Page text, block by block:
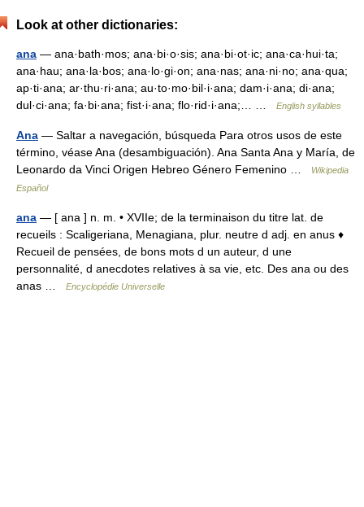
Look at other dictionaries:
ana — ana·bath·mos; ana·bi·o·sis; ana·bi·ot·ic; ana·ca·hui·ta;
ana·hau; ana·la·bos; ana·lo·gi·on; ana·nas; ana·ni·no; ana·qua;
ap·ti·ana; ar·thu·ri·ana; au·to·mo·bil·i·ana; dam·i·ana; di·ana;
dul·ci·ana; fa·bi·ana; fist·i·ana; flo·rid·i·ana;… …
English syllables
Ana — Saltar a navegación, búsqueda Para otros usos de este
término, véase Ana (desambiguación). Ana Santa Ana y María, de
Leonardo da Vinci Origen Hebreo Género Femenino …
Wikipedia
Español
ana — [ ana ] n. m. • XVIIe; de la terminaison du titre lat. de
recueils : Scaligeriana, Menagiana, plur. neutre d adj. en anus ♦
Recueil de pensées, de bons mots d un auteur, d une
personnalité, d anecdotes relatives à sa vie, etc. Des ana ou des
anas …
Encyclopédie Universelle